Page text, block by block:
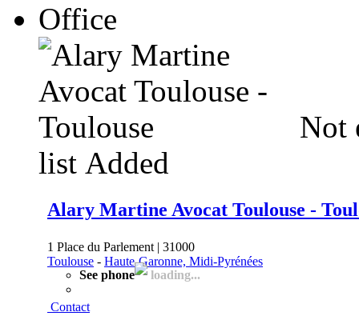
Office
Not
list Added
Alary Martine Avocat Toulouse -
1 Place du Parlement | 31000
Toulouse - Haute-Garonne, Midi-Pyrénées
See phone
loading...
Contact